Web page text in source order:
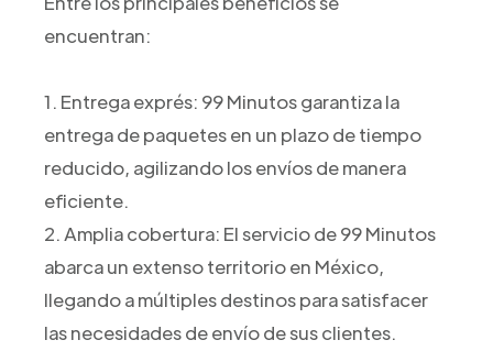
encuentran:
1. Entrega exprés: 99 Minutos garantiza la
entrega de paquetes en un plazo de tiempo
reducido, agilizando los envíos de manera
eficiente.
2. Amplia cobertura: El servicio de 99 Minutos
abarca un extenso territorio en México,
llegando a múltiples destinos para satisfacer
las necesidades de envío de sus clientes.